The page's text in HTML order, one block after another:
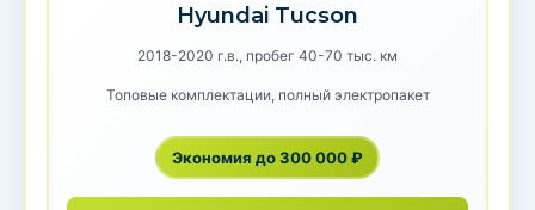
Hyundai Tucson
2018-2020 г.в., пробег 40-70 тыс. км
Топовые комплектации, полный электропакет
Экономия до 300 000 ₽